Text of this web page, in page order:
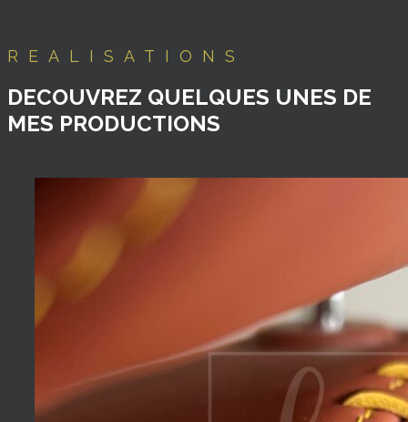
REALISATIONS
DECOUVREZ QUELQUES UNES DE
MES PRODUCTIONS